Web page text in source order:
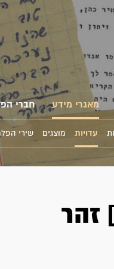
מאגרי מידע חברי
עדויות מוצגים שירי
זהר